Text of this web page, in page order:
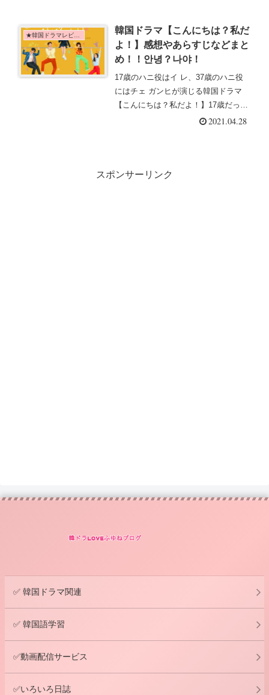
★韓国ドラマレビュー
韓国ドラマ【こんにちは？私だ
よ！】感想やあらすじなどまと
め！！안녕？나야！
17歳のハニ役はイ レ、37歳のハニ役
にはチェ ガンヒが演じる韓国ドラマ
【こんにちは？私だよ！】17歳だった
ハニが20年後の未来にタイムスリッ
2021.04.28
スポンサーリンク
✅ 韓国ドラマ関連
✅ 韓国語学習
✅動画配信サービス
✅いろいろ日誌